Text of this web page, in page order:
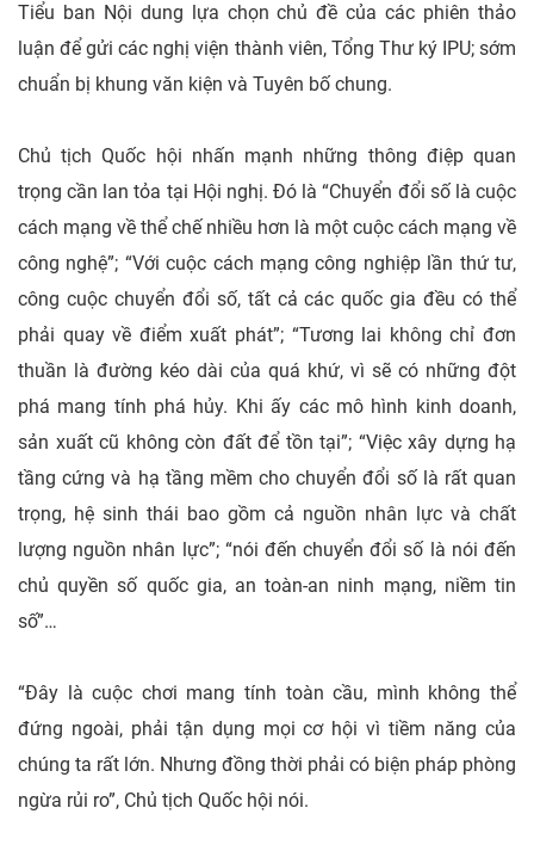
Tiểu ban Nội dung lựa chọn chủ đề của các phiên thảo
luận để gửi các nghị viện thành viên, Tổng Thư ký IPU; sớm
chuẩn bị khung văn kiện và Tuyên bố chung.
Chủ tịch Quốc hội nhấn mạnh những thông điệp quan
trọng cần lan tỏa tại Hội nghị. Đó là “Chuyển đổi số là cuộc
cách mạng về thể chế nhiều hơn là một cuộc cách mạng về
công nghệ”; “Với cuộc cách mạng công nghiệp lần thứ tư,
công cuộc chuyển đổi số, tất cả các quốc gia đều có thể
phải quay về điểm xuất phát”; “Tương lai không chỉ đơn
thuần là đường kéo dài của quá khứ, vì sẽ có những đột
phá mang tính phá hủy. Khi ấy các mô hình kinh doanh,
sản xuất cũ không còn đất để tồn tại”; “Việc xây dựng hạ
tầng cứng và hạ tầng mềm cho chuyển đổi số là rất quan
trọng, hệ sinh thái bao gồm cả nguồn nhân lực và chất
lượng nguồn nhân lực”; “nói đến chuyển đổi số là nói đến
chủ quyền số quốc gia, an toàn-an ninh mạng, niềm tin
số”…
“Đây là cuộc chơi mang tính toàn cầu, mình không thể
đứng ngoài, phải tận dụng mọi cơ hội vì tiềm năng của
chúng ta rất lớn. Nhưng đồng thời phải có biện pháp phòng
ngừa rủi ro”, Chủ tịch Quốc hội nói.